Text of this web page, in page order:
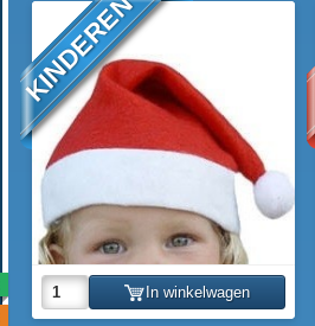
KINDEREN
In winkelwagen